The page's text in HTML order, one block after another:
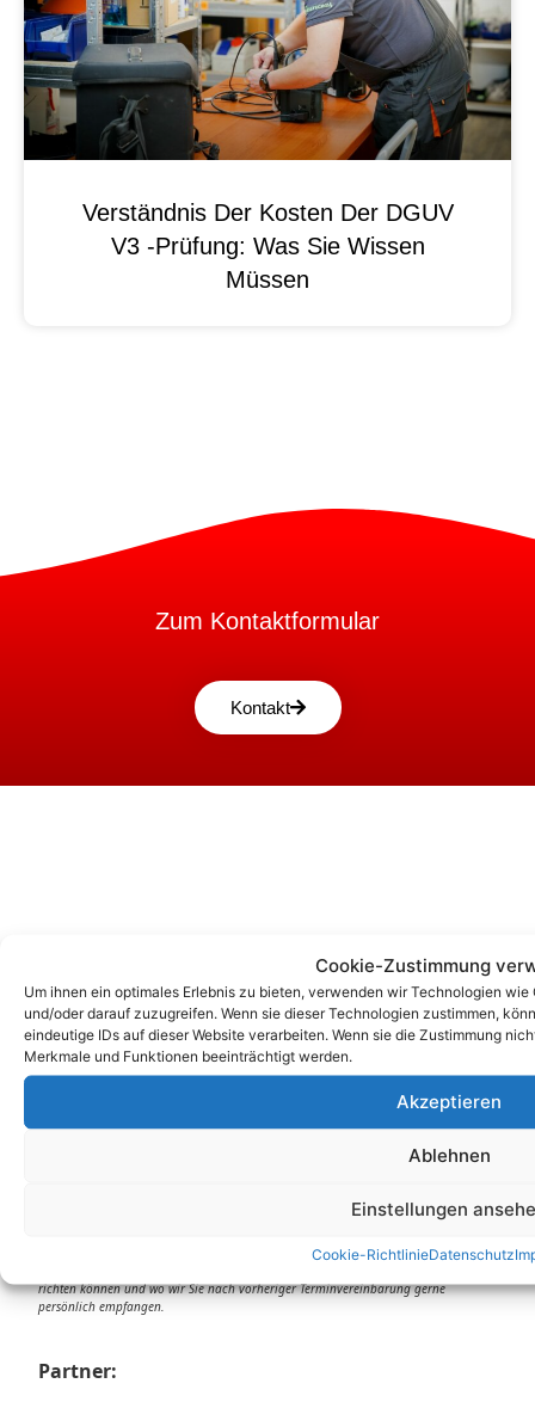
Cookie-Zustimmung
Um ihnen ein optimales Erlebnis zu bieten, verwenden wir Technologien
und/oder darauf zuzugreifen. Wenn sie dieser Technologien zustimmen,
eindeutige IDs auf dieser Website verarbeiten. Wenn sie die Zustimmung
Merkmale und Funktionen beeinträchtigt werden.
Akzeptieren
Ablehnen
Einstellungen
Cookie-RichtlinieDatenschutz
Verständnis Der Kosten Der DGUV
V3 -Prüfung: Was Sie Wissen
Müssen
Zum Kontaktformular
Kontakt
Unsere Korrespondenz-Adressen*:
Marktplatz 4a, 85567 Grafing
* Hierbei handelt es sich weder um Niederlassungen, noch Werkstätten o.ä.,
richten können und wo wir Sie nach vorheriger Terminvereinbarung gerne
persönlich empfangen.
Partner: